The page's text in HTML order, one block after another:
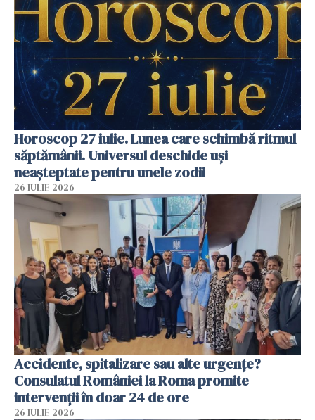
Horoscop 27 iulie. Lunea care schimbă ritmul
săptămânii. Universul deschide uși
neașteptate pentru unele zodii
26 IULIE 2026
Accidente, spitalizare sau alte urgențe?
Consulatul României la Roma promite
intervenții în doar 24 de ore
26 IULIE 2026